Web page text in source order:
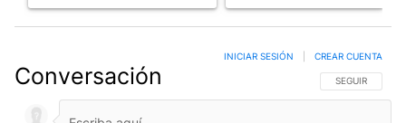
Conversación SIGA ESTA
SEGUIR
INICIAR SESIÓN CREAR CUENTA